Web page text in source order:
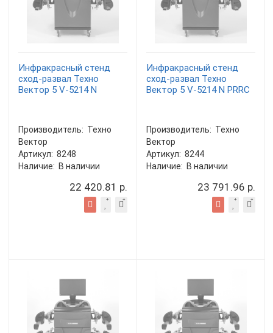
Инфракрасный стенд
сход-развал Техно
Вектор 5 V-5214 N
Производитель: Техно
Вектор
Артикул: 8248
Наличие: В наличии
22 420.81 р.
Инфракрасный стенд
сход-развал Техно
Вектор 5 V-5214 N PRRC
Производитель: Техно
Вектор
Артикул: 8244
Наличие: В наличии
23 791.96 р.